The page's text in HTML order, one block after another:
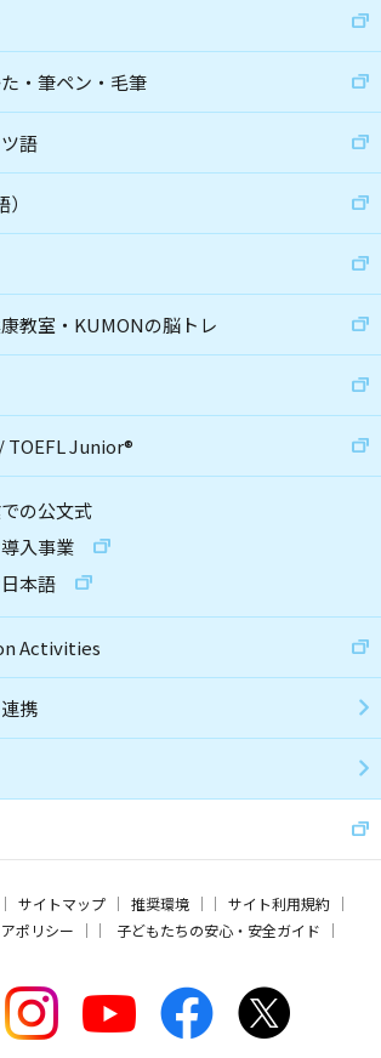
・筆ペン・毛筆
語
教室・KUMONの脳トレ
/TOEFL Junior®
の公文式
入事業
本語
Activities
携
サイトマップ 推奨環境
サイト利用規約
ポリシー
子どもたちの安心・安全ガイド